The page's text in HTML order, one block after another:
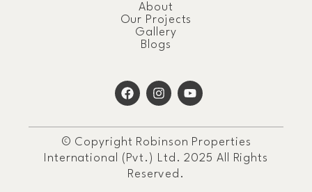
About
Our Projects
Gallery
Blogs
© Copyright Robinson Properties
International (Pvt.) Ltd. 2025 All Rights
Reserved.